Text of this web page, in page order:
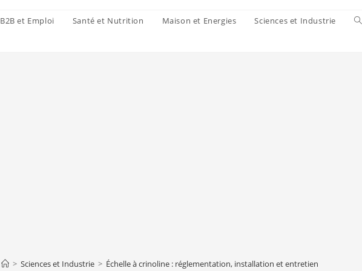
B2B et Emploi Santé et Nutrition Maison et Energies Sciences et Industrie
> Sciences et Industrie > Échelle à crinoline : réglementation, installation et entretien